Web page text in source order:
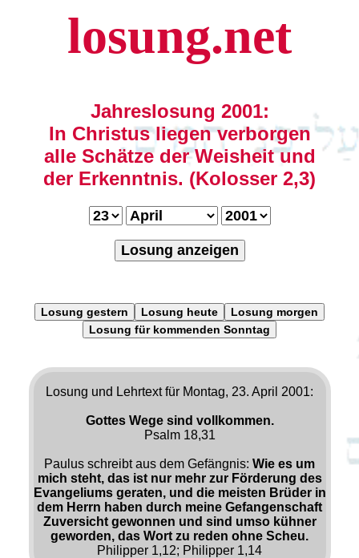
losung.net
Jahreslosung 2001:
In Christus liegen verborgen
alle Schätze der Weisheit und
der Erkenntnis. (Kolosser 2,3)
Losung anzeigen
Losung gestern Losung heute
Losung morgen
Losung für kommenden Sonntag
Losung und Lehrtext für Montag, 23. April 2001:
Gottes Wege sind vollkommen.
Psalm 18,31
Paulus schreibt aus dem Gefängnis: Wie es um
mich steht, das ist nur mehr zur Förderung des
Evangeliums geraten, und die meisten Brüder in
dem Herrn haben durch meine Gefangenschaft
Zuversicht gewonnen und sind umso kühner
geworden, das Wort zu reden ohne Scheu.
Philipper 1,12; Philipper 1,14